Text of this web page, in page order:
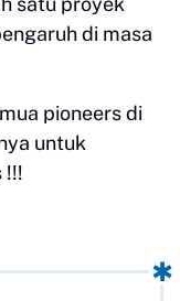
di masa
pioneers di
untuk
!!!